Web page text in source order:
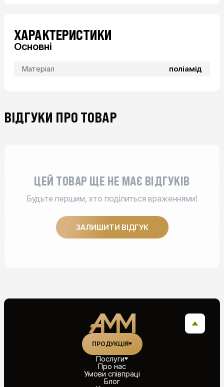
ХАРАКТЕРИСТИКИ
Основні
Матеріал поліамід
ВІДГУКИ ПРО ТОВАР
ЦЕЙ ТОВАР ЩЕ НЕ МАЄ ВІДГУКІВ
Будьте першим, хто поділиться враженнями!
ЗАЛИШИТИ ВІДГУК
ПРОДУКЦІЯ
Послуги
Про нас
Умови співпраці
Блог